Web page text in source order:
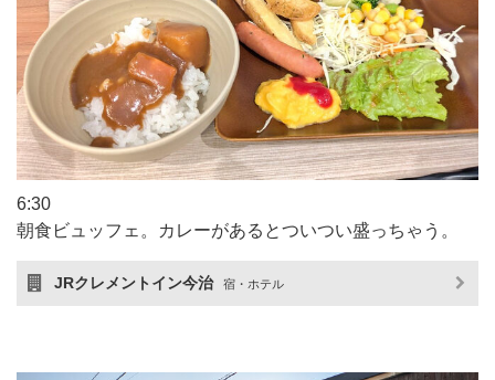
6:30
朝食ビュッフェ。カレーがあるとついつい盛っちゃう。
JRクレメントイン今治 宿・ホテル